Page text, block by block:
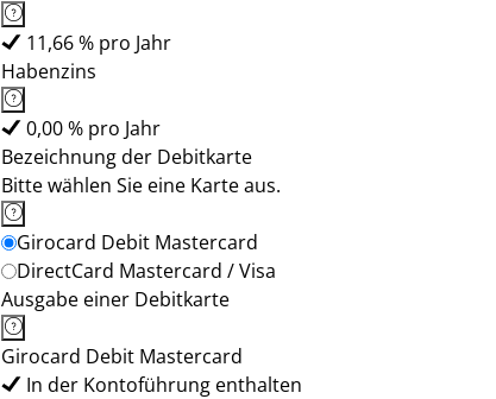
11,66 % pro Jahr
Habenzins
0,00 % pro Jahr
Bezeichnung der Debitkarte
Bitte wählen Sie eine Karte aus.
Girocard Debit Mastercard
DirectCard Mastercard / Visa
Ausgabe einer Debitkarte
Girocard Debit Mastercard
In der Kontoführung enthalten